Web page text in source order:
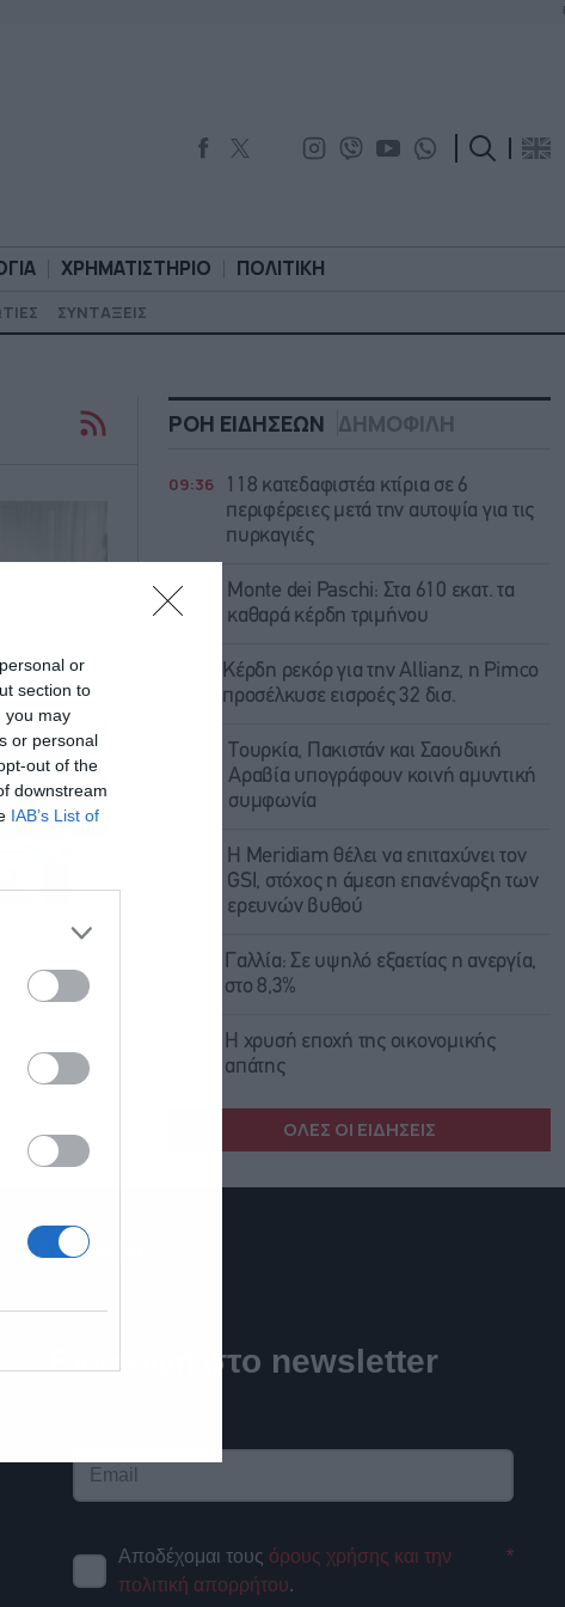
or
section to
you may
or personal
out of the
downstream
IAB’s List of
ΧΡΗΜΑΤΙΣΤΗΡΙΟ ΠΟΛΙΤΙΚΗ
ΣΥΝΤΑΞΕΙΣ
ΧΡΗΜΑΤΙΣΤΗΡΙΟ ΠΟΛΙΤΙΚΗ
ΡΟΗ ΕΙΔΗΣΕΩΝ ΔΗΜΟΦΙΛΗ
09:36
118 κατεδαφιστέα κτίρια σε 6
περιφέρειες μετά την αυτοψία για τις
πυρκαγιές
09:29
Monte dei Paschi: Στα 610 εκατ. τα
καθαρά κέρδη τριμήνου
Κέρδη ρεκόρ για την Allianz, η Pimco
προσέλκυσε εισροές 32 δισ.
Τουρκία, Πακιστάν και Σαουδική
Αραβία υπογράφουν κοινή αμυντική
συμφωνία
Η Meridiam θέλει να επιταχύνει τον
GSI, στόχος η άμεση επανέναρξη των
ερευνών βυθού
Γαλλία: Σε υψηλό εξαετίας η ανεργία,
στο 8,3%
Η χρυσή εποχή της οικονομικής
απάτης
ΟΛΕΣ ΟΙ ΕΙΔΗΣΕΙΣ
Newsletter
Εγγραφή στο newsletter
Αποδέχομαι τους όρους χρήσης και την
πολιτική απορρήτου.
*